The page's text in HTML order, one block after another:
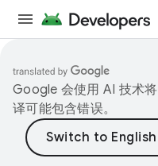
Google 会使用 AI 技术
译可能包含错误。